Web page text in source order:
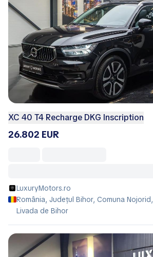
XC 40 T4 Recharge DKG Inscription
26.802 EUR
LuxuryMotors.ro
România, Județul Bihor, Comuna Nojorid,
Livada de Bihor